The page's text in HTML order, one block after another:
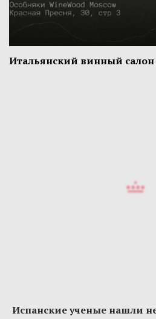
Итальянский винный
Испанские ученые нашли